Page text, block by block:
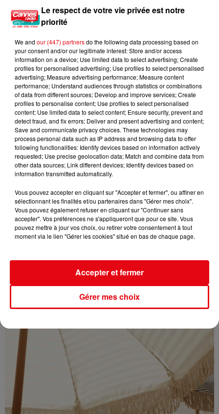
Éclipse solaire du 12 août : où l’observer entre Cannes et Nice et...
Le respect de votre vie privée est notre
priorité
We and our (447) partnersdo the following data processing based on
your consent and/or our legitimate interest: Store and/or access
information on a device; Use limited data to select advertising; Create
profiles for personalised advertising; Use profiles to select personalised
advertising; Measure advertising performance; Measure content
performance; Understand audiences through statistics or combinations
of data from different sources; Develop and improve services; Create
profiles to personalise content; Use profiles to select personalised
content; Use limited data to select content; Ensure security, prevent and
detect fraud, and fix errors; Deliver and present advertising and content;
Save and communicate privacy choices. These technologies may
process personal data such as IP address and browsing data to offer
following functionalities: Identify devices based on information actively
requested; Use precise geolocation data; Match and combine data from
other data sources; Link different devices; Identify devices based on
information transmitted automatically.
Vous pouvez accepter en cliquant sur "Accepter et fermer", ou affiner en
sélectionnant les finalités et/ou partenaires dans "Gérer mes choix".
Vous pouvez également refuser en cliquant sur "Continuer sans
accepter". Vos préférences ne s'appliqueront que pour ce site. Vous
pouvez mettre à jour vos choix, ou retirer votre consentement à tout
moment via le lien "Gérer les cookies" situé en bas de chaque page.
Gérer mes choix
Accepter et fermer